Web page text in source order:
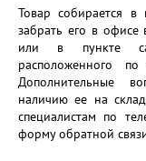
Товар собирается в
забрать его в
или в пункте
расположенного
Дополнительные
наличию ее на
специалистам по
форму обратной